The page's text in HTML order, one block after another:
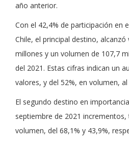
año anterior.
Con el 42,4% de participación en
Chile, el principal destino,
millones y un volumen de 107,7
del 2021. Estas cifras indican un
valores, y del 52%, en volumen,
El segundo destino en
septiembre de 2021
volumen, del 68,1% y 43,9%,